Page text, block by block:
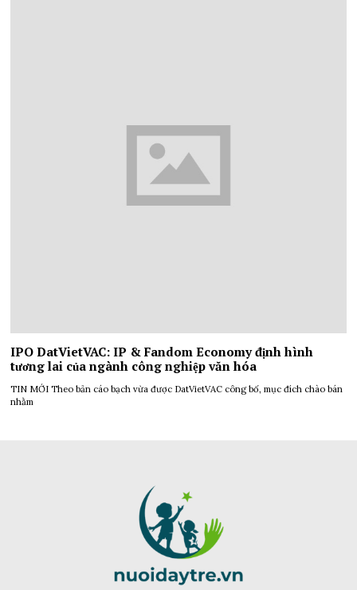
IPO DatVietVAC: IP & Fandom Economy định hình
tương lai của ngành công nghiệp văn hóa
TIN MỚI Theo bản cáo bạch vừa được DatVietVAC công bố, mục đích chào bán
nhằm